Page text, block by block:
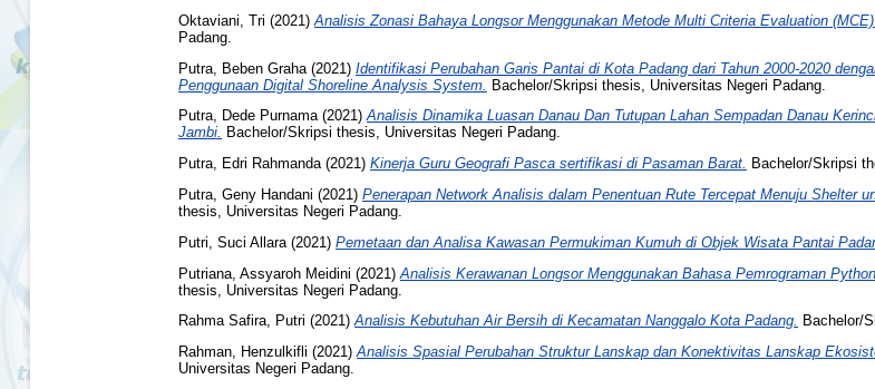
Oktaviani, Tri (2021) Analisis Zonasi Bahaya Longsor Menggunakan Metode Multi Criteria Evaluation
Padang.
Putra, Beben Graha (2021) Identifikasi Perubahan Garis Pantai di Kota Padang dari Tahun 2000-2020
Penggunaan Digital Shoreline Analysis System. Bachelor/Skripsi thesis, Universitas Negeri Padang.
Putra, Dede Purnama(2021)Analisis Dinamika Luasan Danau Dan Tutupan Lahan Sempadan Danau
Jambi. Bachelor/Skripsi thesis, Universitas Negeri Padang.
Putra, Edri Rahmanda(2021) Kinerja Guru Geografi Pasca sertifikasi di Pasaman Barat. Bachelor/Skripsi
Putra, Geny Handani (2021) Penerapan Network Analisis dalam Penentuan Rute Tercepat Menuju Shelter
thesis, Universitas Negeri Padang.
Putri, Suci Allara (2021) Pemetaan dan Analisa Kawasan Permukiman Kumuh di Objek Wisata Pantai
Putriana, Assyaroh Meidini (2021) Analisis Kerawanan Longsor Menggunakan Bahasa Pemrograman
thesis, Universitas Negeri Padang.
Rahma Safira, Putri (2021)Analisis Kebutuhan Air Bersih di Kecamatan Nanggalo Kota Padang. Bachelor/
Rahman, Henzulkifli (2021)Analisis Spasial Perubahan Struktur Lanskap dan Konektivitas Lanskap
Universitas Negeri Padang.